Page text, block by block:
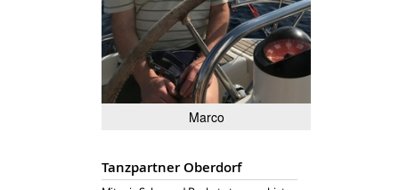
Marco
Tanzpartner Oberdorf